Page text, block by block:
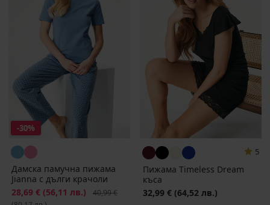
-30%
Дамска памучна пижама
Jianna с дълги крачоли
Намаление
28,69 € (56,11 лв.) Първоначална цена
40,99 €
5
Пижама Timeless Dream
къса
32,99 € (64,52 лв.)